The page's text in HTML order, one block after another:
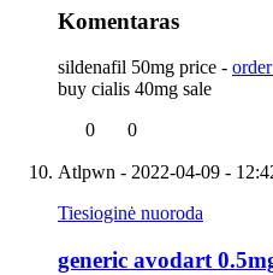
Komentaras
sildenafil 50mg price -
buy cialis 40mg sale
0
0
Atlpwn - 2022-04-09 -
Tiesioginė nuoroda
generic avodart